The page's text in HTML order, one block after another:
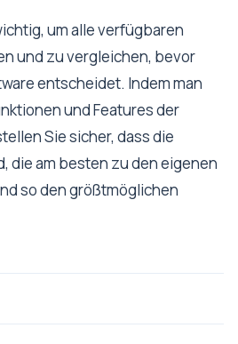
um alle verfügbaren
und zu vergleichen, bevor
entscheidet. Indem man
und Features der
Sie sicher, dass die
die am besten zu den eigenen
so den größtmöglichen